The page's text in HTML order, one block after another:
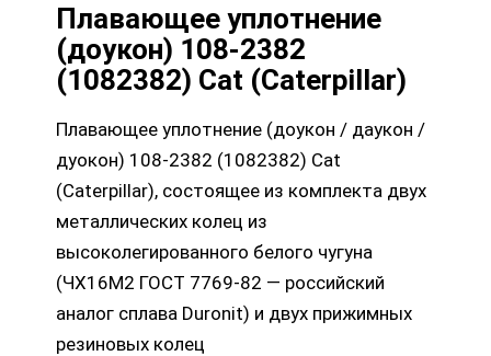
Плавающее уплотнение
(доукон) 108-2382
(1082382) Cat (Caterpillar)
Плавающее уплотнение (доукон / даукон /
дуокон) 108-2382 (1082382) Cat
(Caterpillar), состоящее из комплекта двух
металлических колец из
высоколегированного белого чугуна
(ЧХ16М2 ГОСТ 7769-82 — российский
аналог сплава Duronit) и двух прижимных
резиновых колец